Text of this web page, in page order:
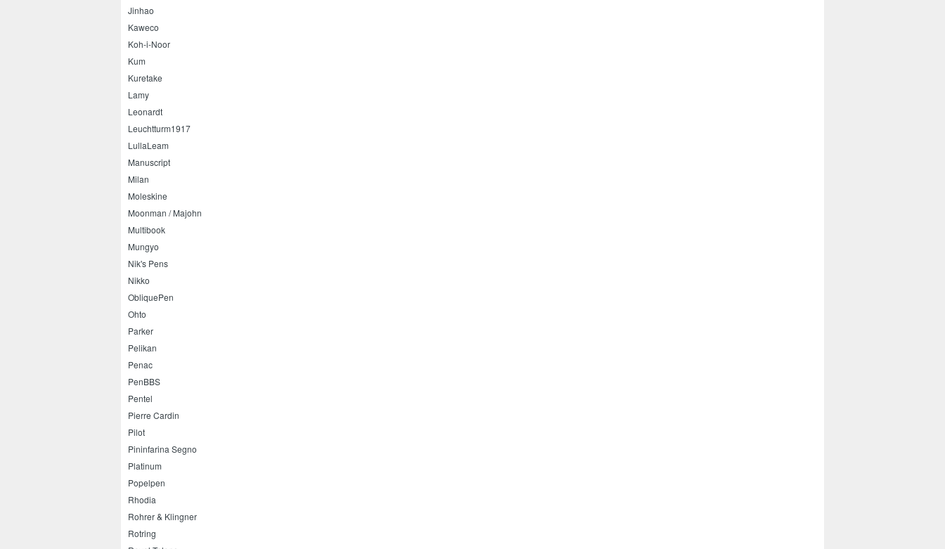
Jinhao
Kaweco
Koh-i-Noor
Kum
Kuretake
Lamy
Leonardt
Leuchtturm1917
LullaLeam
Manuscript
Milan
Moleskine
Moonman / Majohn
Multibook
Mungyo
Nik's Pens
Nikko
ObliquePen
Ohto
Parker
Pelikan
Penac
PenBBS
Pentel
Pierre Cardin
Pilot
Pininfarina Segno
Platinum
Popelpen
Rhodia
Rohrer & Klingner
Rotring